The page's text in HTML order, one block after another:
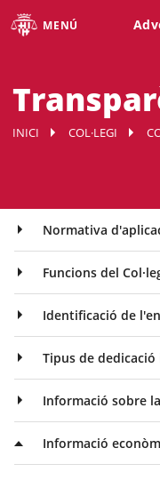
MENÚ
INICI COL·LEGI
Normativa
Funcions del
Identificació de
Tipus de
Informació sobre
Informació